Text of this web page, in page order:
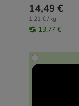
14,49 €
1,21 € / kg
13,77 €